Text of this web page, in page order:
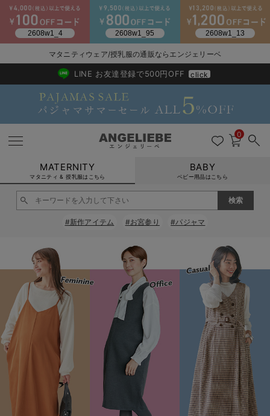
戻る
マタニティウェア全て
マタニティ ワンピース
マタニティ パンツ
マタニティ スカート
マタニティ トップス
マタニティ アウター（コート）・ママコート
戻る
マタニティ 下着・インナー全て
マタニティ ショーツ
妊婦帯・腹帯・産前ガードル
マタニティ 授乳 キャミソール
産褥ショーツ
骨盤・マタニティベルト （妊娠中・産後）
産後 ガードル インナー
戻る
授乳ワンピース
授乳トップス
戻る
マタニティ フォーマル全て
マタニティ スーツ
マタニティ オフィス 通勤服
マタニティ ドレス（結婚式・お呼ばれ）
マタニティ フォーマル パンツ・ボトムス
戻る
妊婦用 抱き枕・授乳クッション
授乳 ケープ
戻る
マタニティレッグウェア全て
マタニティストッキング・タイツ
マタニティレギンス
戻る
マタニティ ボディケア全て
妊娠線クリーム
戻る
アウトレット全て
【アウトレット】ワンピース
【アウトレット】トップス・授乳トップス
【アウトレット】ボトムス
【アウトレット】パジャマ
【アウトレット】インナー
【アウトレット】ベビー
戻る
抗菌防臭加工
透け防止
見えてもカワイイ
コットン素材
冷房対策
戻る
再入荷｜インナー
再入荷｜アウター
送料無料アイテム全て
ワンピース
トップス
パンツ
スカート
パジャマ
インナー
雑貨
ブラキャミ おまとめ
MAX55%OFF ブラックフ
【37周年祭セール】
【37周年祭セール】
【37周年祭セール】
気温差別オススメア
【15℃】3月下旬～
【〜10℃】3月中旬
動きやすく着回しで
涼しくて可愛い「ワ
強撚スムース(コス
マタニティウェア
【おまとめ割】パジ
こだわりの履き心地
カジュアル
デニム
レギンス
オフィス
ジャケット派
きれいめトップス派
きれいめスカート派
きれいめ美脚パンツ派
ツィード派
王道シンプル派
セットアップ派
出産準備応援割全て
マタニティパジャマ
マタニティインナー
ベビー
【オフィスカジュア
【オフィスカジュア
レギンスタイプ
パンツタイプ
【フォーマル】ワン
【フォーマル】ボト
【フォーマル】トッ
【ベビー】長袖
【ベビー】半袖
【ベビー】グッズ
ハンカチ
2WAYオール
コンビ肌着
短肌着
セット
快適ウェア10%OFF
快適ウェア10%OFF
春のマタニティワン
セットアップ・ レイ
Aライン ・フレアワ
Iライン ・タイトシ
ジャンパースカート/
ワーク・オフィス
カジュアル
フォーマル / オケー
Gift Selection 出産
〜3,000円（税込）
〜5,000円（税込）
〜10,000円（税込）
10,001円（税込）〜
女の子におススメの
男の子におススメの
定番ギフト
冬の冷え対策インナ
薄くてあったか
綿混素材
腹巻・ひざ上パンツ
保温&リカバリー
レギンス・タイツ
カップ付きインナー
あったか度◎
入院準備の持ち物チ
入院してすぐ使うグ
赤ちゃんへ使うもの
産後に使うグッズ
冬のあったか特集全て
【冬のあったか特集
【冬のあったか特集
【冬のあったか特集
【冬のあったか特集
マタニティウェア/授乳服の通販ならエンジェリーベ
2026/NewArrival
送料495円(一部地域を除く) 7,700円以上で送料無料
LINE お友達登録で500円OFF click
0
MATERNITY
マタニティ & 授乳服はこちら
BABY
ベビー用品はこちら
#新作アイテム #お宮参り #パジャマ